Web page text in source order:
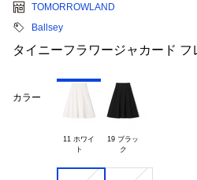
TOMORROWLAND
Ballsey
タイニーフラワージャカード フ
カラー
11 ホワイ
19 ブラッ